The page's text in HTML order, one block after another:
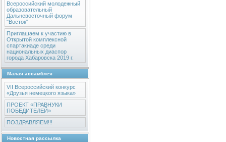
Всероссийский молодежный
образовательный
Дальневосточный форум
"Восток"
Приглашаем к участию в
Открытой комплексной
спартакиаде среди
национальных диаспор
города Хабаровска 2019 г.
Малая ассамблея
VII Всероссийский конкурс
«Друзья немецкого языка»
ПРОЕКТ «ПРАВНУКИ
ПОБЕДИТЕЛЕЙ»
ПОЗДРАВЛЯЕМ!!!
Новостная рассылка